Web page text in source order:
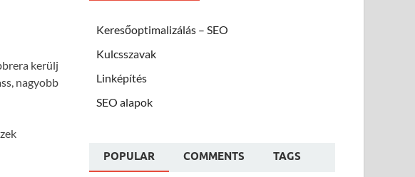
kerülj
nagyobb
Keresőoptimalizálás – SEO
Kulcsszavak
Linképítés
SEO alapok
POPULAR COMMENTS TAGS